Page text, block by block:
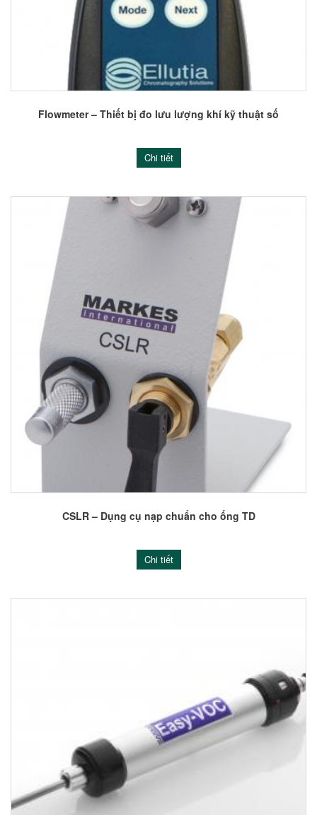
Flowmeter – Thiết bị đo lưu lượng khí kỹ thuật số
Chi tiết
CSLR – Dụng cụ nạp chuẩn cho ống TD
Chi tiết